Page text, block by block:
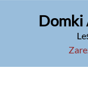
Domki